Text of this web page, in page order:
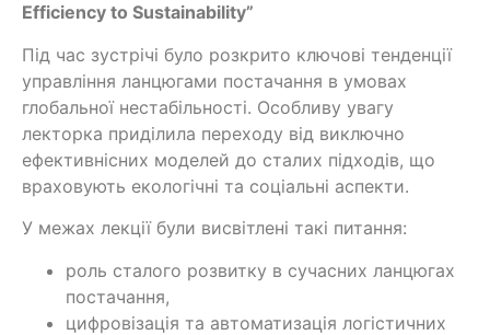
Efficiency to Sustainability”
Під час зустрічі було розкрито ключові тенденції
управління ланцюгами постачання в умовах
глобальної нестабільності. Особливу увагу
лекторка приділила переходу від виключно
ефективнісних моделей до сталих підходів, що
враховують екологічні та соціальні аспекти.
У межах лекції були висвітлені такі питання:
роль сталого розвитку в сучасних ланцюгах
постачання,
цифровізація та автоматизація логістичних